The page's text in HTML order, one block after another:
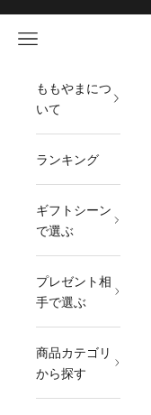
メニュー
ももやまにつ
いて
ランキング
ギフトシーン
で選ぶ
プレゼント相
手で選ぶ
商品カテゴリ
から探す